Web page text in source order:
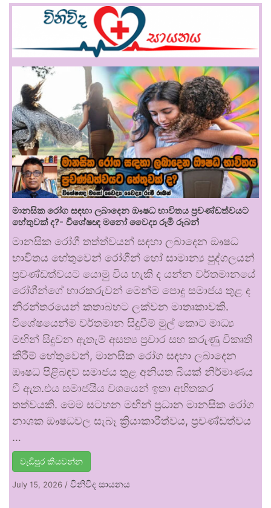
මානසික රෝග සඳහා ලබාදෙන ඖෂධ භාවිතය ප්‍රචණ්ඩත්වයට
හේතුවක් ද?- විශේෂඥ මනෝ වෛද්‍ය රූමි රූබන්
මානසික රෝගී තත්ත්වයන් සඳහා ලබාදෙන ඖෂධ
භාවිතය හේතුවෙන් රෝගීන් හෝ සාමාන්‍ය පුද්ගලයන්
ප්‍රචණ්ඩත්වයට යොමු විය හැකි ද යන්න වර්තමානයේ
රෝගීන්ගේ භාරකරුවන් මෙන්ම පොදු සමාජය තුළ ද
නිරන්තරයෙන් කතාබහට ලක්වන මාතෘකාවකි.
විශේෂයෙන්ම වර්තමාන සිදුවීම් මුල් කොට මාධ්‍ය
මඟින් සිදුවන ඇතැම් අසත්‍ය ප්‍රචාර සහ කරුණු විකෘති
කිරීම් හේතුවෙන්, මානසික රෝග සඳහා ලබාදෙන
ඖෂධ පිළිබඳව සමාජය තුළ අනියත බියක් නිර්මාණය
වී ඇත.එය සමාජයීය වශයෙන් ඉතා අහිතකර
තත්වයකි. මෙම සටහන මඟින් ප්‍රධාන මානසික රෝග
නාශක ඖෂධවල සැබෑ ක්‍රියාකාරීත්වය, ප්‍රචණ්ඩත්වය
…
වැඩිපුර කියවන්න
July 15, 2026 / විනිවිද සායනය